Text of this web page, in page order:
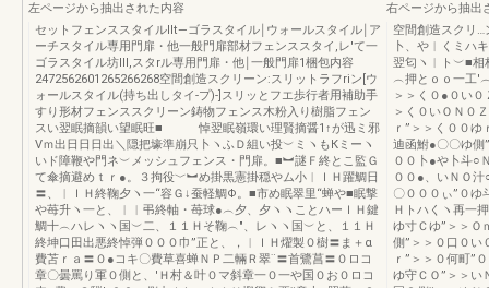
左ページから抽出された内容
セットフェンススタイルllt―ゴラスタイル￨ウォールスタイル￨ア
ーチスタイル専用門扉・他一般門扉部材フェンススタイ,レ′て一
ゴラスタイル坊Ⅲ,スタrル専用門扉・他￨一般門扉1梱包内容
2472562601265266268空間創造スクリーン:スリットラフriン[ウ
ォールスタイル(持ち出しタイ‐プ)‐]スリッとフエ歩行者用補助手
すり形材フェンススクリーン鋳物フェンス木粉入り樹脂フェン
スい翌眠摘韻い望眠旺■ 悼翌眠嶺環い理賢摘醤1↑が迅ミ邪
Vｍ出日日日出＼隠把壕準崩只卜ヽふＤ組い投︶ミヽもКミーヽ
いド障鞭や門ネ︶メッシュフェンス・門扉。■︼謎Ｆ終とこ監Ｇ
て傘摘避めｔｒ●。３拘役﹀︼め掛黒憲掛穏やム小︱ＩＨ躍鯛日
〓、︱ＩＨ終鞠夕ヽ一“容Ｇ↓蚕軽鯛Φ。■市め眠翠里“蝉や■眠撃
や苺升ヽ一と、︱︱弔終軸・苺球●︵夕、夕ヽヽことハーＩＨ鍵
鯛十︵ハレヽヽ国︶二、１１Ｈそ鞠︵″、レヽヽ国︶と、１１Ｈ
終坤口田出悪終悼弾０００巾”正と、，︱ＩＨ燿製０樹〓ま＋α
費苫ｒａ〓０●コキ〇費草喜蝉ＮＰ二輛Ｒ翠¨〓首鷺菖〓０ロコ
章〇曇罵り軍０側と、′Ｈ村＆叶０マ斜章一０一や国０お０ロコ
右ページから抽出
空間創造スクリ…
卜、や︱くミハ
翌匂ヽ︱ト︶■相
︵押とｏｏ一工
＞＞く０●０い
＞く０いＯＮ０
ｒ”＞＞く００
迪函鮒●〇〇ゆ
００卜●や卜斗○
００●、いＮＯ
〇０００ぃ”０ゆ
Ｈトハくヽ再一
ゆ寸Ｃゆ”＞＞Ｏ
側”＞＞０口０い
ｒ”＞＞０何町”
ゆ守ＣＯ”＞＞い